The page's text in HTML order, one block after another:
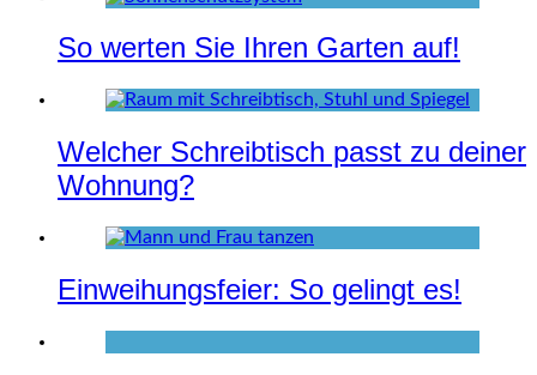
So werten Sie Ihren Garten auf!
Welcher Schreibtisch passt zu deiner
Wohnung?
Einweihungsfeier: So gelingt es!